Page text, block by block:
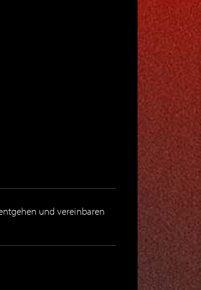
und vereinbaren